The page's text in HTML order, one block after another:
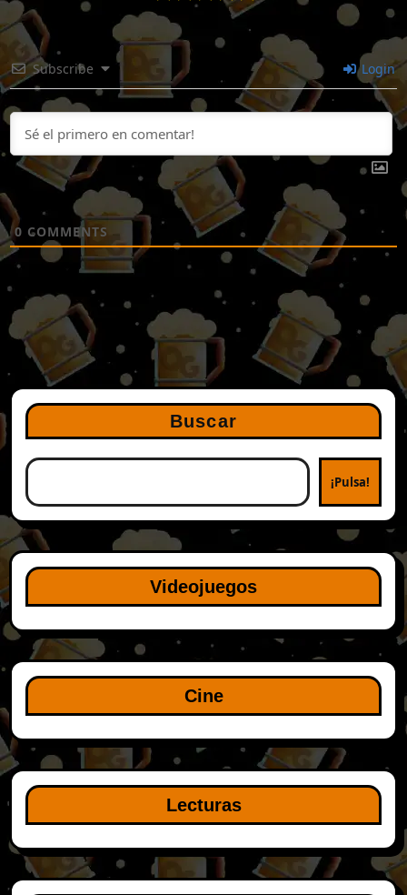
Subscribe Login
0 COMMENTS
Buscar
¡Pulsa!
Videojuegos
Cine
Lecturas